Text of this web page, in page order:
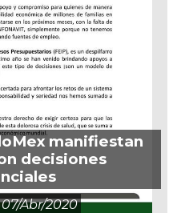
manifiestan
decisiones
07/abr/2020